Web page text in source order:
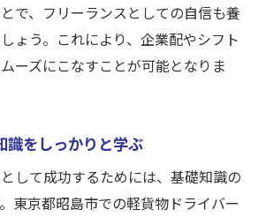
で、フリーランスとしての自信も養
ょう。これにより、企業配やシフト
ーズにこなすことが可能となりま
識をしっかりと学ぶ
して成功するためには、基礎知識の
東京都昭島市での軽貨物ドライバー